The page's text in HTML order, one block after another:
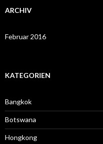
ARCHIV
Februar 2016
KATEGORIEN
Bangkok
Botswana
Hongkong